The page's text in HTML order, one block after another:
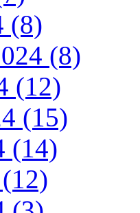
(8)
(8)
(12)
(15)
(14)